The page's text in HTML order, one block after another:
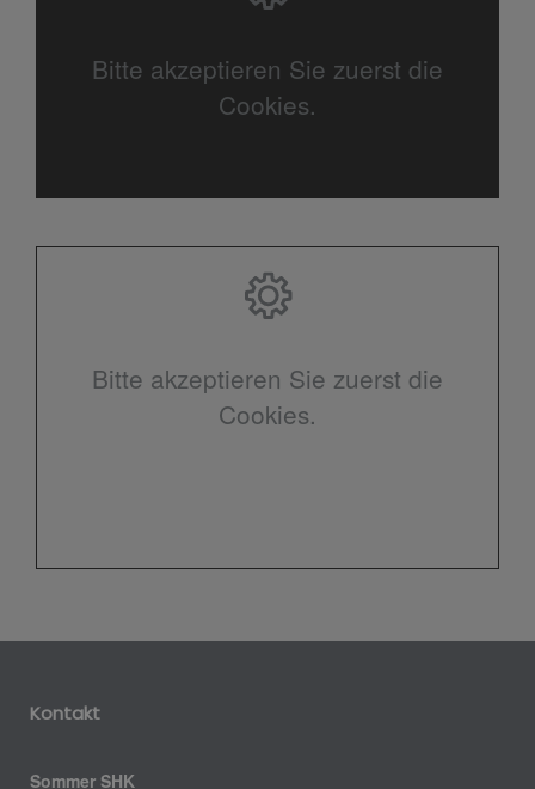
Bitte akzeptieren Sie zuerst die
Cookies.
Bitte akzeptieren Sie zuerst die
Cookies.
Kontakt
Sommer SHK